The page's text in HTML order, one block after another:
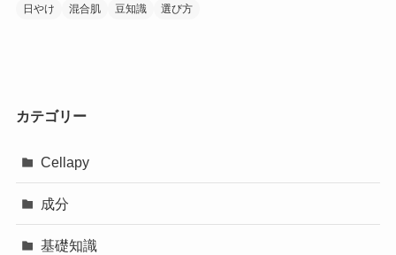
日やけ
混合肌 豆知識 選び方
カテゴリー
Cellapy
成分
基礎知識